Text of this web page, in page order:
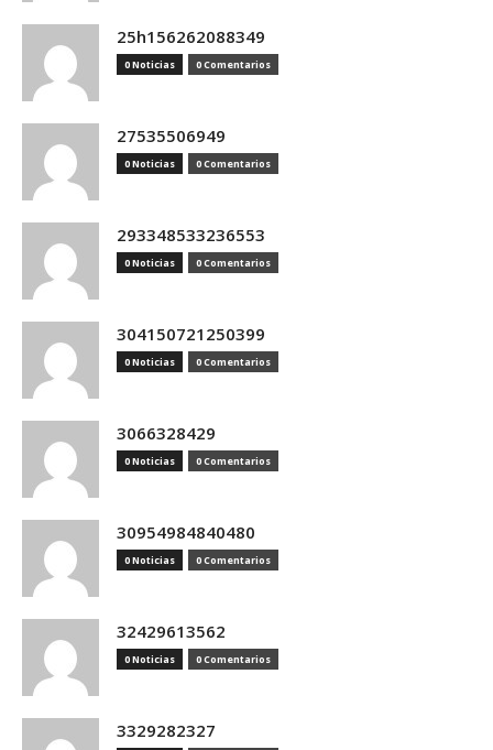
25h156262088349
0 Noticias 0 Comentarios
27535506949
0 Noticias 0 Comentarios
293348533236553
0 Noticias 0 Comentarios
304150721250399
0 Noticias 0 Comentarios
3066328429
0 Noticias 0 Comentarios
30954984840480
0 Noticias 0 Comentarios
32429613562
0 Noticias 0 Comentarios
3329282327